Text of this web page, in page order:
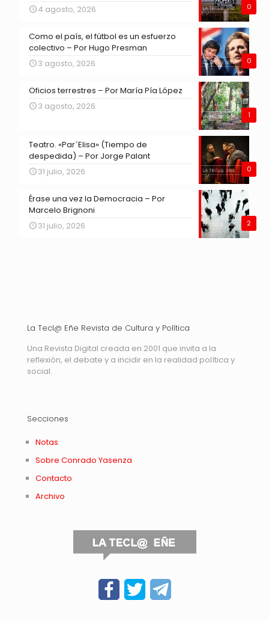
0
4 agosto, 2026
0
Como el país, el fútbol es un esfuerzo
colectivo – Por Hugo Presman
3 agosto, 2026
1
Oficios terrestres – Por María Pía López
3 agosto, 2026
0
Teatro. «Par´Elisa» (Tiempo de
despedida) – Por Jorge Palant
31 julio, 2026
2
Érase una vez la Democracia – Por
Marcelo Brignoni
31 julio, 2026
La Tecl@ Eñe Revista de Cultura y Política
Una Revista Digital creada en 2001 que invita a la
reflexión, el debate y a incidir en la realidad política y
social.
Secciones
Notas
Sobre Conrado Yasenza
Contacto
Archivo